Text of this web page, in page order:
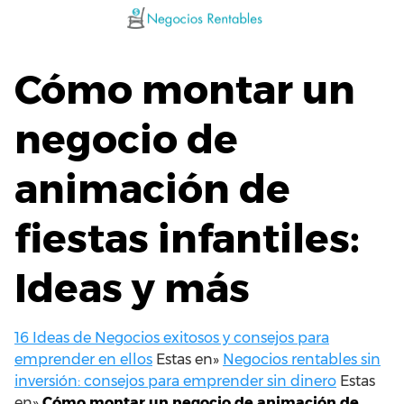
Cómo montar un
negocio de
animación de
fiestas infantiles:
Ideas y más
16 Ideas de Negocios exitosos y consejos para
emprender en ellos Estas en» Negocios rentables sin
inversión: consejos para emprender sin dinero Estas